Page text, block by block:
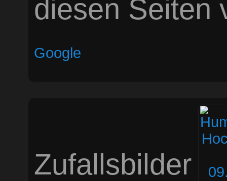
diesen Seiten
Google
Zufallsbilder